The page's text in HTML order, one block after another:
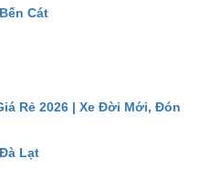
Cát
Rẻ 2026 | Xe Đời Mới, Đón
Lạt